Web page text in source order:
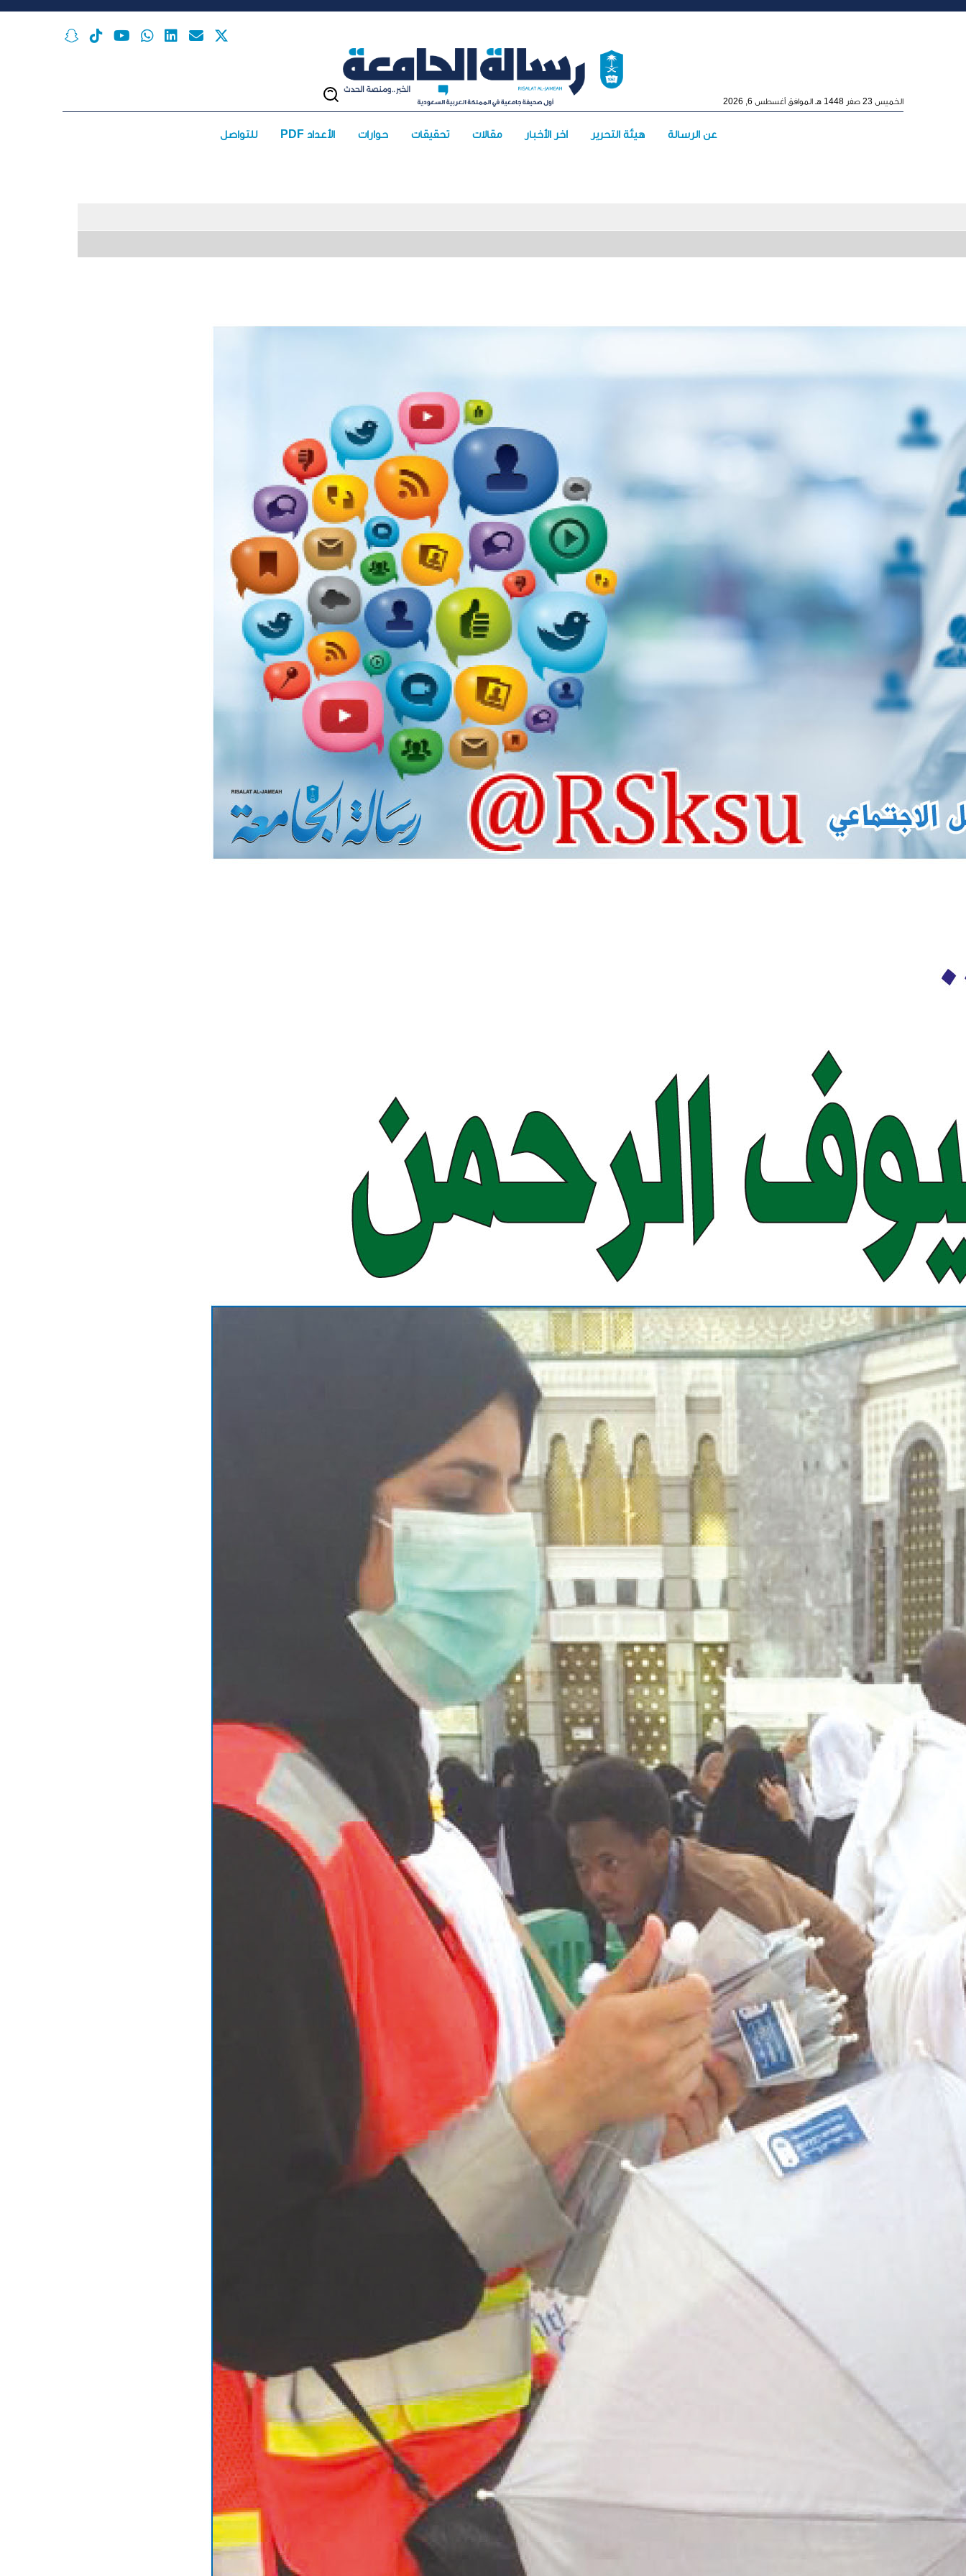
الخميس 23 صفر 1448 هـ الموافق أغسطس 6, 2026
عن الرسالة هيئة التحرير آخر الأخبار مقالات تحقيقات حوارات الأعداد PDF للتواصل